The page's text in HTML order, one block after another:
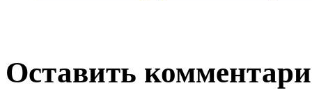
Оставить